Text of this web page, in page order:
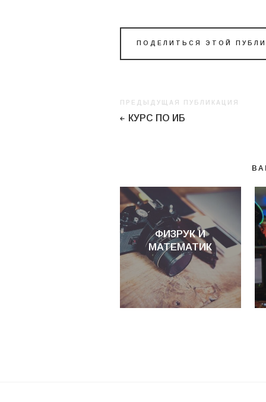
ПОДЕЛИТЬСЯ ЭТОЙ
ПРЕДЫДУЩАЯ ПУБЛИКАЦИЯ
КУРС ПО ИБ
ФИЗРУК И
МАТЕМАТИК